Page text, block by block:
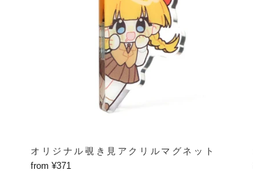
オリジナル覗き見アクリルマグネット
from ¥371